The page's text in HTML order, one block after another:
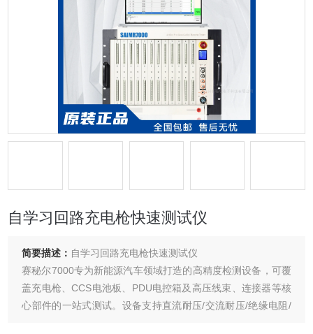
自学习回路充电枪快速测试仪
简要描述： 自学习回路充电枪快速测试仪
赛秘尔7000专为新能源汽车领域打造的高精度检测设备，可覆
盖充电枪、CCS电池板、PDU电控箱及高压线束、连接器等核
心部件的一站式测试。设备支持直流耐压/交流耐压/绝缘电阻/